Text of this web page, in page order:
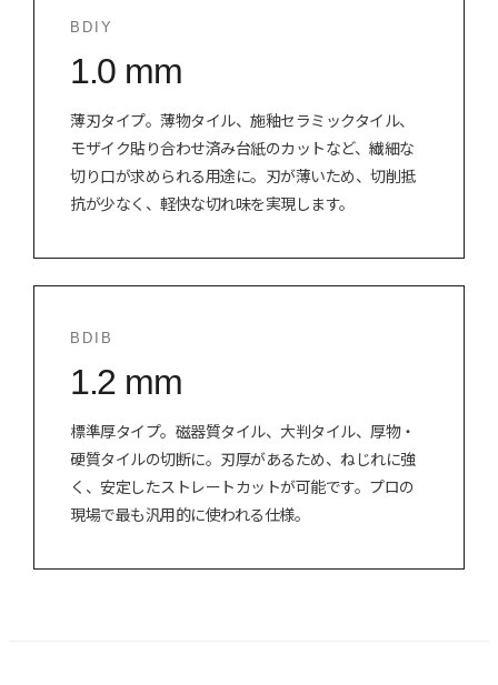
BDIY
1.0 mm
薄刃タイプ。薄物タイル、施釉セラミックタイル、
モザイク貼り合わせ済み台紙のカットなど、繊細な
切り口が求められる用途に。刃が薄いため、切削抵
抗が少なく、軽快な切れ味を実現します。
BDIB
1.2 mm
標準厚タイプ。磁器質タイル、大判タイル、厚物・
硬質タイルの切断に。刃厚があるため、ねじれに強
く、安定したストレートカットが可能です。プロの
現場で最も汎用的に使われる仕様。